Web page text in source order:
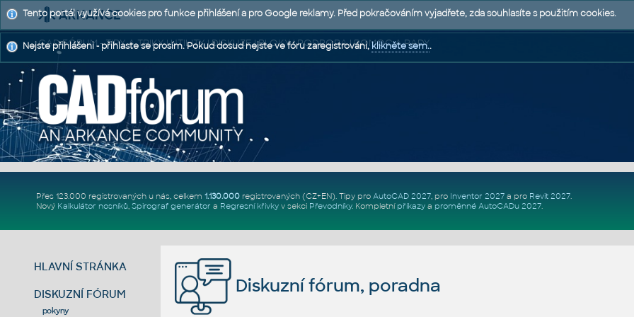
CAD FÓRUM - TIPY A TRIKY | UTILITY | DISKUZE | BLOKY | PODPORA | POMOC A RADY
Přes 123.000 registrovaných u nás, celkem 1.130.000registrovaných (CZ+EN). Tipy pro AutoCAD 2027, pro Inventor 2027a pro Revit 2027.
Nový Kalkulátor nosníků, Spirograf generátor a Regresní křivkyv sekci Převodníky. Kompletní příkazya proměnné AutoCADu 2027.
HLAVNÍ STRÁNKA
DISKUZNÍ FÓRUM
pokyny
Diskuzní fórum, poradna
Tento portál využívá cookies pro funkce přihlášení a pro Google reklamy. Před pokračováním vyjadřete, zda souhlasíte s použitím cookies.
Nejste přihlášeni - přihlaste se prosím. Pokud dosud nejste ve fóru zaregistrováni,klikněte sem..